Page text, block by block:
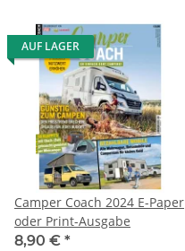
AUF LAGER
Camper Coach 2024 E-Paper
oder Print-Ausgabe
8,90 € *